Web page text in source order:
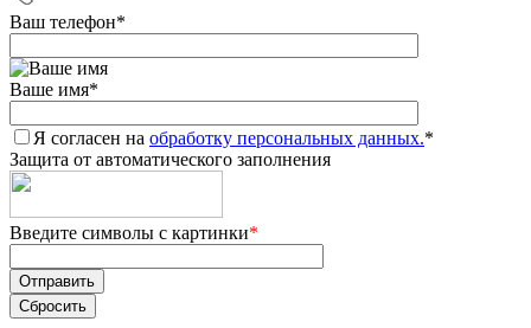
Ваш телефон*
Ваше имя*
Я согласен на обработку персональных данных.*
Защита от автоматического заполнения
Введите символы с картинки*